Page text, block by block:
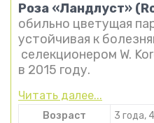
Роза «Ландлуст»
обильно цветущая
устойчивая к
селекционером W.
в 2015 году.
Читать далее...
Возраст 3 года,